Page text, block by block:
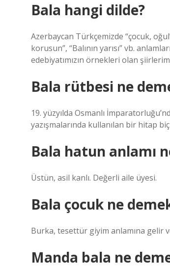
Bala hangi dilde?
Azerbaycan Türkçemizde “çocuk,
korusun”, “Balının yarısı” vb.
edebiyatımızın örnekleri olan
Bala rütbesi ne
19. yüzyılda Osmanlı
yazışmalarında kullanılan bir hitap
Bala hatun anlamı
Üstün, asil kanlı. Değerli aile üyesi.
Bala çocuk ne
Burka, tesettür giyim anlamına gelir
Manda bala ne